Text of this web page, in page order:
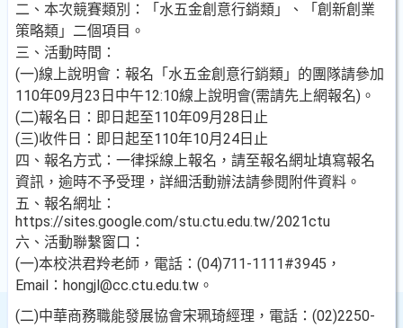
二、本次競賽類別：「水五金創意行銷類」、「創新創業
策略類」二個項目。
三、活動時間：
(一)線上說明會：報名「水五金創意行銷類」的團隊請參加
110年09月23日中午12:10線上說明會(需請先上網報名)。
(二)報名日：即日起至110年09月28日止
(三)收件日：即日起至110年10月24日止
四、報名方式：一律採線上報名，請至報名網址填寫報名
資訊，逾時不予受理，詳細活動辦法請參閱附件資料。
五、報名網址：
https://sites.google.com/stu.ctu.edu.tw/2021ctu
六、活動聯繫窗口：
(一)本校洪君羚老師，電話：(04)711-1111#3945，
Email：hongjl@cc.ctu.edu.tw。
(二)中華商務職能發展協會宋珮琦經理，電話：(02)2250-